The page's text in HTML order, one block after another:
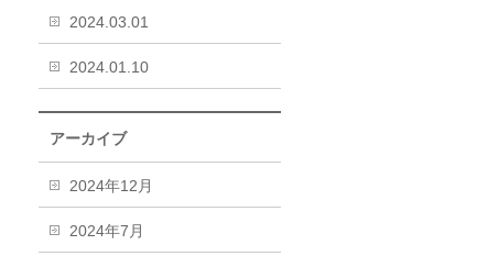
2024.03.01
2024.01.10
アーカイブ
2024年12月
2024年7月